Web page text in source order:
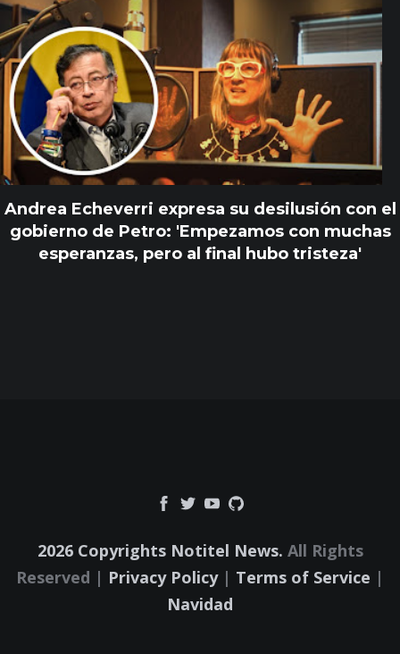
Andrea Echeverri expresa su desilusión con el
gobierno de Petro: 'Empezamos con muchas
esperanzas, pero al final hubo tristeza'
2026 Copyrights Notitel News. All Rights
Reserved | Privacy Policy| Terms of Service |
Navidad